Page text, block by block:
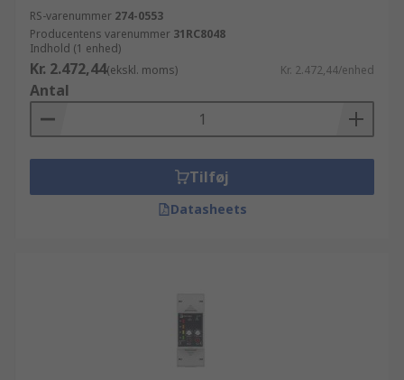
RS-varenummer 274-0553
Producentens varenummer 31RC8048
Indhold (1 enhed)
Kr. 2.472,44(ekskl. moms) Kr. 2.472,44/enhed
Antal
Tilføj
Datasheets